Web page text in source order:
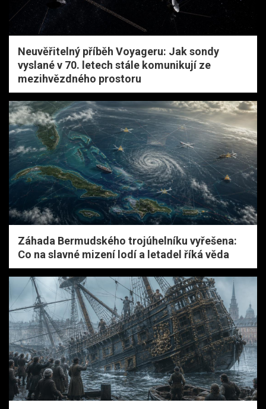
Neuvěřitelný příběh Voyageru: Jak sondy
vyslané v 70. letech stále komunikují ze
mezihvězdného prostoru
Záhada Bermudského trojúhelníku vyřešena:
Co na slavné mizení lodí a letadel říká věda